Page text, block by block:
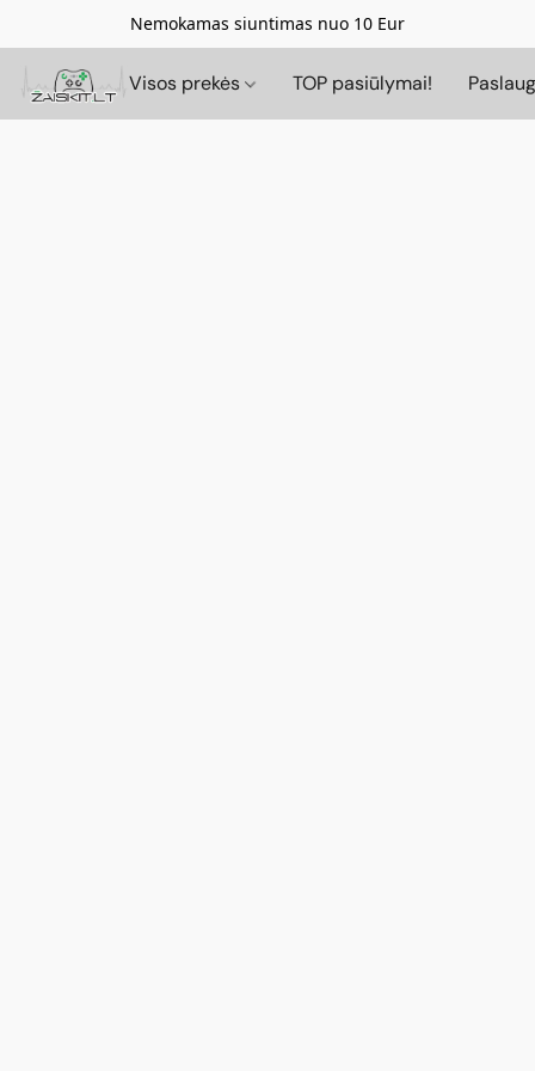
Nemokamas siuntimas nuo 10 Eur
Visos prekės TOP pasiūlymai!